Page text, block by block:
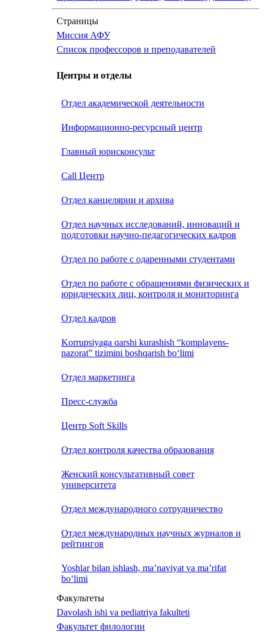
Страницы
Миссия АФУ
Список профессоров и преподавателей
Центры и отделы
Отдел академической деятельности
Информационно-ресурсный центр
Главный юрисконсульт
Call Центр
Oтдел канцелярии и архива
Отдел научных исследований, инноваций и
подготовки научно-педагогических кадров
Отдел по работе с одаренными студентами
Отдел по работе с обращениями физических и
юридических лиц, контроля и мониторинга
Отдел кадров
Korrupsiyaga qarshi kurashish “komplayens-
nazorat” tizimini boshqarish bo‘limi
Отдел маркетинга
Пресс-служба
Центр Soft Skills
Отдел контроля качества образования
Женский консультативный совет
университета
Отдел международного сотрудничество
Отдел международных научных журналов и
рейтингов
Yoshlar bilan ishlash, ma’naviyat va ma’rifat
bo‘limi
Факультеты
Davolash ishi va pediatriya fakulteti
Факультет филологии